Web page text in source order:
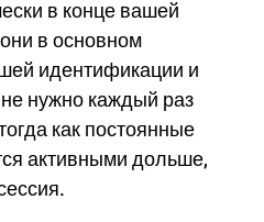
в конце вашей
в основном
идентификации и
нужно каждый раз
как постоянные
активными дольше,